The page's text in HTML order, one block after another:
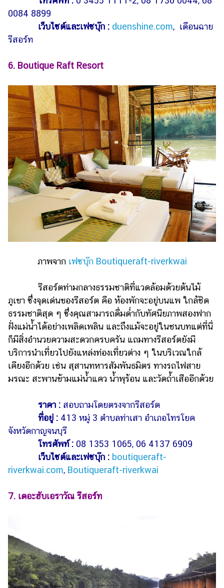
0084 8899
เว็บไซต์และเฟซบุ๊ก : duenshine.com, เดือนฉาย
รีสอร์ท
6. Boutique Raft Resort
ภาพจาก เฟซบุ๊ก Boutiqueraft-riverkwai
รีสอร์ตท่ามกลางธรรมชาติที่แวดล้อมด้วยต้นไม้
ภูเขา ซึ่งจุดเด่นของรีสอร์ต คือ ห้องพักจะอยู่บนแพ ใกล้ชิด
ธรรมชาติสุด ๆ ซึ่งคุณสามารถดื่มด่ำกับทัศนียภาพสองฟาก
ฝั่งแม่น้ำได้อย่างเพลิดเพลิน และถึงแม้จะอยู่ในชนบทแต่ที่นี่
ก็มีสิ่งอำนวยความสะดวกครบครัน แถมทางรีสอร์ตยังมี
บริการนำเที่ยวไปยังแหล่งท่องเที่ยวต่าง ๆ ในบริเวณใกล้
เคียงอีกด้วย เช่น สุสานทหารสัมพันธมิตร ทางรถไฟสาย
มรณะ สะพานข้ามแม่น้ำแคว น้ำพุร้อน และวัดถ้ำเสืออีกด้วย
ราคา : สอบถามโดยตรงจากรีสอร์ต
ที่อยู่ : 413 หมู่ 3 ตำบลท่าเสา อำเภอไทรโยค
จังหวัดกาญจนบุรี
โทรศัพท์ : 08 1353 1065, 06 4137 6909
เว็บไซต์และเฟซบุ๊ก : boutiqueraft-
riverkwai.com, Boutiqueraft-riverkwai
7. เดอะฮับเอราวัณ รีสอร์ท